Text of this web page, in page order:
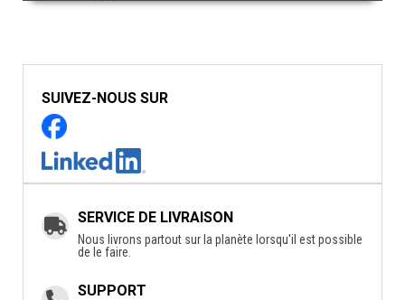
SUIVEZ-NOUS SUR
SERVICE DE LIVRAISON
Nous livrons partout sur la planète lorsqu'il est possible
de le faire.
SUPPORT